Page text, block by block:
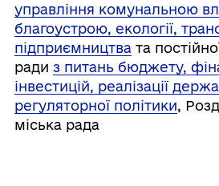
управління комунальною
благоустрою, екології,
підприємництва та
ради з питань бюджету,
інвестицій, реалізації
регуляторної політики,
міська рада